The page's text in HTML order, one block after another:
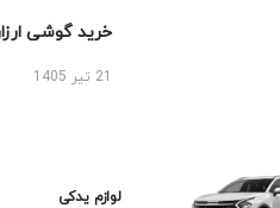
خرید گوشی ارزان
لوازم یدکی